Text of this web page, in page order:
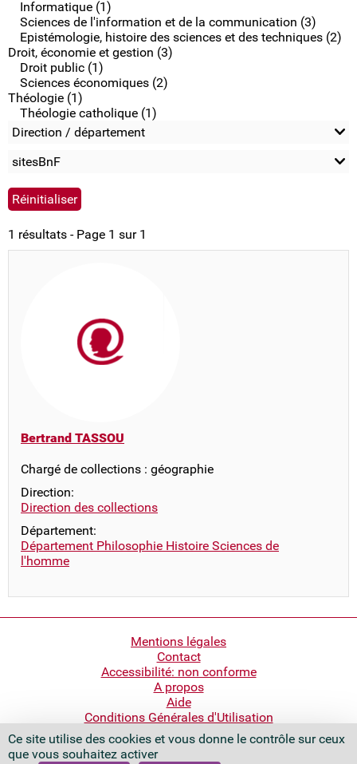
Ce site utilise des cookies et vous donne le contrôle sur ceux
que vous souhaitez activer
Informatique (1)
Sciences de l'information et de la communication (3)
Epistémologie, histoire des sciences et des techniques (2)
Droit, économie et gestion (3)
Droit public (1)
Sciences économiques (2)
Théologie (1)
Théologie catholique (1)
Direction / département
sitesBnF
1 résultats - Page 1 sur 1
Bertrand TASSOU
Chargé de collections : géographie
Direction:
Direction des collections
Département:
Département Philosophie Histoire Sciences de
l'homme
Mentions légales
Contact
Accessibilité: non conforme
A propos
Aide
Conditions Générales d'Utilisation
Bibliothèque nationale de France
Quai François Mauriac